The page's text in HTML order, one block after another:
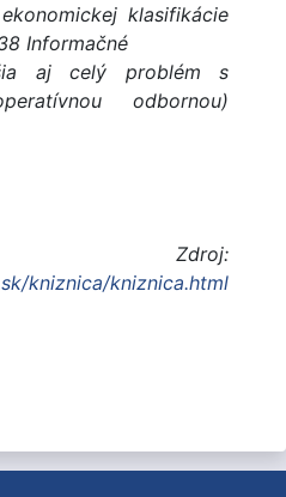
klasifikácie
Informačné
aj celý problém s
odbornou)
Zdroj:
kniznica/kniznica.html